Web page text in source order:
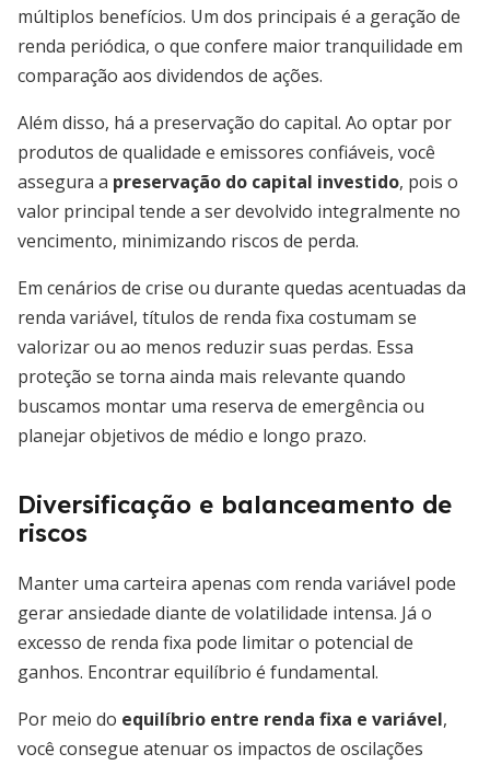
múltiplos benefícios. Um dos principais é a geração de
renda periódica, o que confere maior tranquilidade em
comparação aos dividendos de ações.
Além disso, há a preservação do capital. Ao optar por
produtos de qualidade e emissores confiáveis, você
assegura a preservação do capital investido, pois o
valor principal tende a ser devolvido integralmente no
vencimento, minimizando riscos de perda.
Em cenários de crise ou durante quedas acentuadas da
renda variável, títulos de renda fixa costumam se
valorizar ou ao menos reduzir suas perdas. Essa
proteção se torna ainda mais relevante quando
buscamos montar uma reserva de emergência ou
planejar objetivos de médio e longo prazo.
Diversificação e balanceamento de
riscos
Manter uma carteira apenas com renda variável pode
gerar ansiedade diante de volatilidade intensa. Já o
excesso de renda fixa pode limitar o potencial de
ganhos. Encontrar equilíbrio é fundamental.
Por meio do equilíbrio entre renda fixa e variável,
você consegue atenuar os impactos de oscilações